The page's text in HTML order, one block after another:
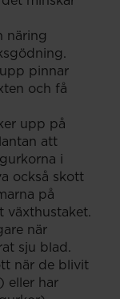
näring
pinnar
och få
upp på
att
i
också skott
på
växthustaket.
när
sju blad.
när de blivit
eller har